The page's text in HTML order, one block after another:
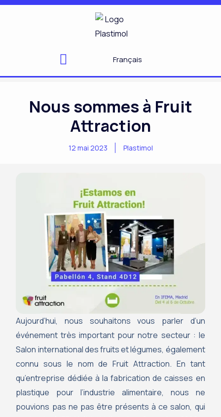
Aller
Français
Nous sommes à Fruit
Attraction
12 mai 2023 Plastimol
Aujourd’hui, nous souhaitons vous parler d’un
événement très important pour notre secteur : le
Salon international des fruits et légumes, également
connu sous le nom de Fruit Attraction. En tant
qu’entreprise dédiée à la fabrication de caisses en
plastique pour l’industrie alimentaire, nous ne
pouvions pas ne pas être présents à ce salon, qui